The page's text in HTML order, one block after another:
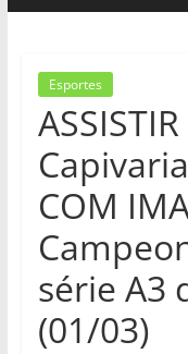
Esportes
COM
série A3
(01/03)